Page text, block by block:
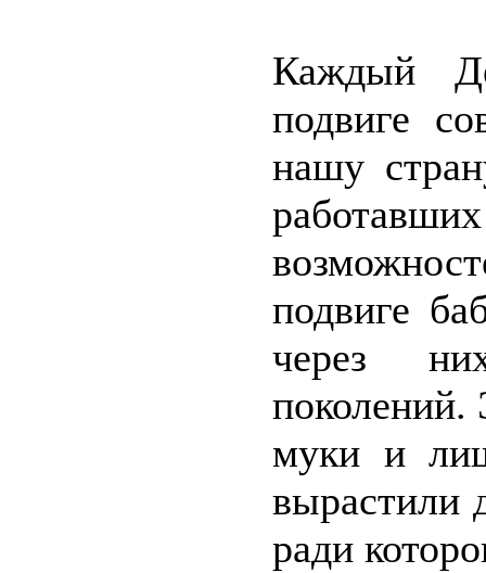
Каждый
подвиге
нашу
подвиге
через
поколений.
муки и
вырастили
ради